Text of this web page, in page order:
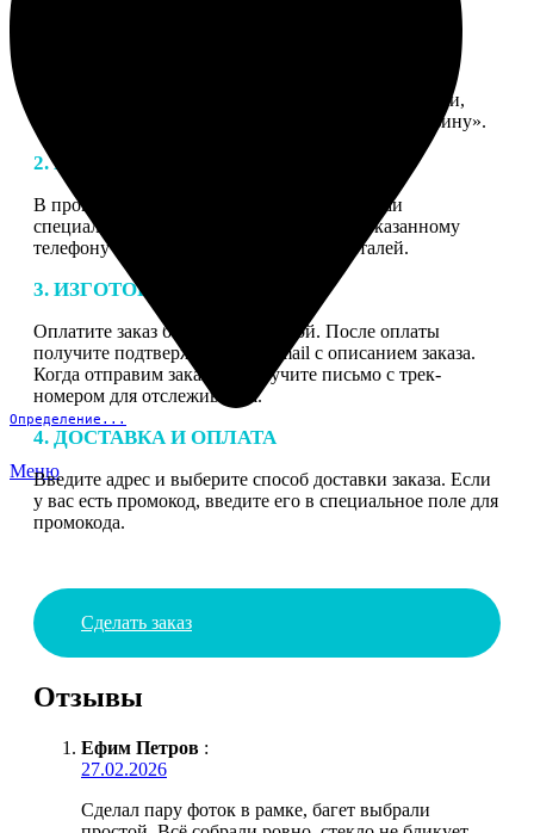
Определение...
Меню
Нажмите «Сделать заказ», выберите тип продукции,
загрузите фотографии, нажмите «Добавить в корзину».
2. МАКЕТ
В процессе подготовки заказа к печати наши
специалисты могут связаться с Вами по указанному
телефону или email для согласования деталей.
3. ИЗГОТОВЛЕНИЕ
Оплатите заказ банковской картой. После оплаты
получите подтверждение на email с описанием заказа.
Когда отправим заказ вы получите письмо с трек-
номером для отслеживания.
4. ДОСТАВКА И ОПЛАТА
Введите адрес и выберите способ доставки заказа. Если
у вас есть промокод, введите его в специальное поле для
промокода.
Сделать заказ
Отзывы
Ефим Петров :
27.02.2026
Сделал пару фоток в рамке, багет выбрали